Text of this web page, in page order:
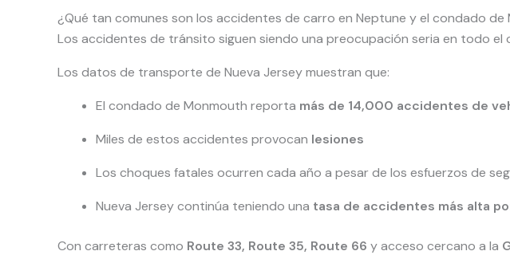
¿Qué tan comunes son los accidentes de carro en Neptune y el condado de
Los accidentes de tránsito siguen siendo una preocupación seria en todo
Los datos de transporte de Nueva Jersey muestran que:
El condado de Monmouth reporta más de 14,000 accidentes de
Miles de estos accidentes provocan lesiones
Los choques fatales ocurren cada año a pesar de los esfuerzos de
Nueva Jersey continúa teniendo una tasa de accidentes más alta
Con carreteras como Route 33, Route 35, Route 66 y acceso cercano a la